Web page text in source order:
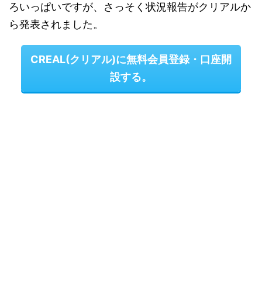
ろいっぱいですが、さっそく状況報告がクリアルか
ら発表されました。
CREAL(クリアル)に無料会員登録・口座開
設する。